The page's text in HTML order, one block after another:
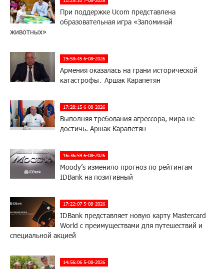
При поддержке Ucom представлена
образовательная игра «Запоминай
животных»
19:58:45 6-08-2026
Армения оказалась на грани исторической
катастрофы․ Аршак Карапетян
17:28:15 6-08-2026
Выполняя требования агрессора, мира не
достичь. Аршак Карапетян
16:36:59 6-08-2026
Moody’s изменило прогноз по рейтингам
IDBank на позитивный
17:22:07 5-08-2026
IDBank представляет новую карту Mastercard
World с преимуществами для путешествий и
специальной акцией
14:56:06 5-08-2026